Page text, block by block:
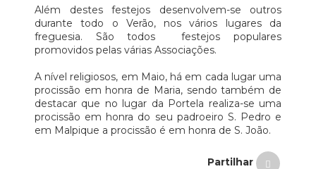
Além destes festejos desenvolvem-se outros
durante todo o Verão, nos vários lugares da
freguesia. São todos festejos populares
promovidos pelas várias Associações.
A nível religiosos, em Maio, há em cada lugar uma
procissão em honra de Maria, sendo também de
destacar que no lugar da Portela realiza-se uma
procissão em honra do seu padroeiro S. Pedro e
em Malpique a procissão é em honra de S. João.
Partilhar